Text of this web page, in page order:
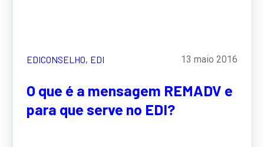
EDICONSELHO, EDI 13 maio 2016
O que é a mensagem REMADV e
para que serve no EDI?